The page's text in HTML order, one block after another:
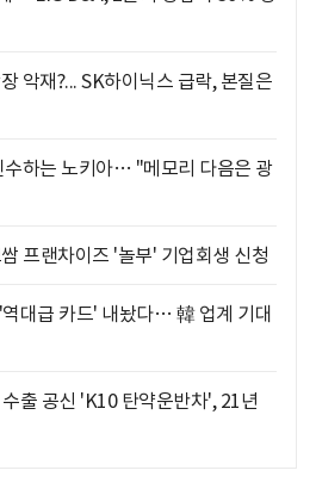
악재?... SK하이닉스 급락, 본질은
수하는 노키아… "메모리 다음은 광
프랜차이즈 '놀부' 기업회생 신청
대급 카드' 내놨다… 韓 업계 기대
출 공신 'K10 탄약운반차', 21년